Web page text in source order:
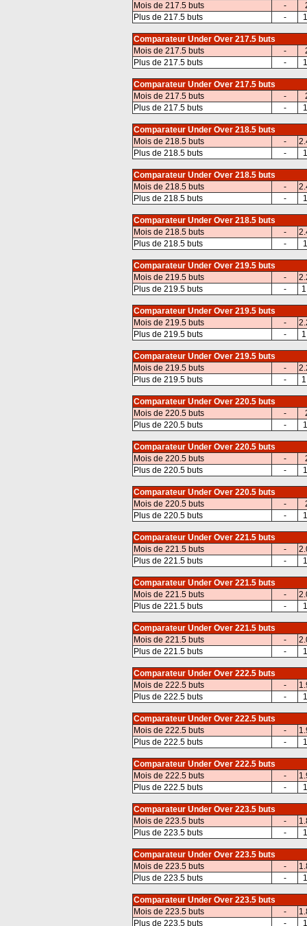
Mois de 217.5 buts
-
Plus de 217.5 buts
-
Comparateur Under Over 217.5 buts
Mois de 217.5 buts
-
Plus de 217.5 buts
-
Comparateur Under Over 217.5 buts
Mois de 217.5 buts
-
Plus de 217.5 buts
-
Comparateur Under Over 218.5 buts
Mois de 218.5 buts
-
Plus de 218.5 buts
-
Comparateur Under Over 218.5 buts
Mois de 218.5 buts
-
Plus de 218.5 buts
-
Comparateur Under Over 218.5 buts
Mois de 218.5 buts
-
Plus de 218.5 buts
-
Comparateur Under Over 219.5 buts
Mois de 219.5 buts
-
Plus de 219.5 buts
-
Comparateur Under Over 219.5 buts
Mois de 219.5 buts
-
Plus de 219.5 buts
-
Comparateur Under Over 219.5 buts
Mois de 219.5 buts
-
Plus de 219.5 buts
-
Comparateur Under Over 220.5 buts
Mois de 220.5 buts
-
Plus de 220.5 buts
-
Comparateur Under Over 220.5 buts
Mois de 220.5 buts
-
Plus de 220.5 buts
-
Comparateur Under Over 220.5 buts
Mois de 220.5 buts
-
Plus de 220.5 buts
-
Comparateur Under Over 221.5 buts
Mois de 221.5 buts
-
Plus de 221.5 buts
-
Comparateur Under Over 221.5 buts
Mois de 221.5 buts
-
Plus de 221.5 buts
-
Comparateur Under Over 221.5 buts
Mois de 221.5 buts
-
Plus de 221.5 buts
-
Comparateur Under Over 222.5 buts
Mois de 222.5 buts
-
Plus de 222.5 buts
-
Comparateur Under Over 222.5 buts
Mois de 222.5 buts
-
Plus de 222.5 buts
-
Comparateur Under Over 222.5 buts
Mois de 222.5 buts
-
Plus de 222.5 buts
-
Comparateur Under Over 223.5 buts
Mois de 223.5 buts
-
Plus de 223.5 buts
-
Comparateur Under Over 223.5 buts
Mois de 223.5 buts
-
Plus de 223.5 buts
-
Comparateur Under Over 223.5 buts
Mois de 223.5 buts
-
Plus de 223.5 buts
-